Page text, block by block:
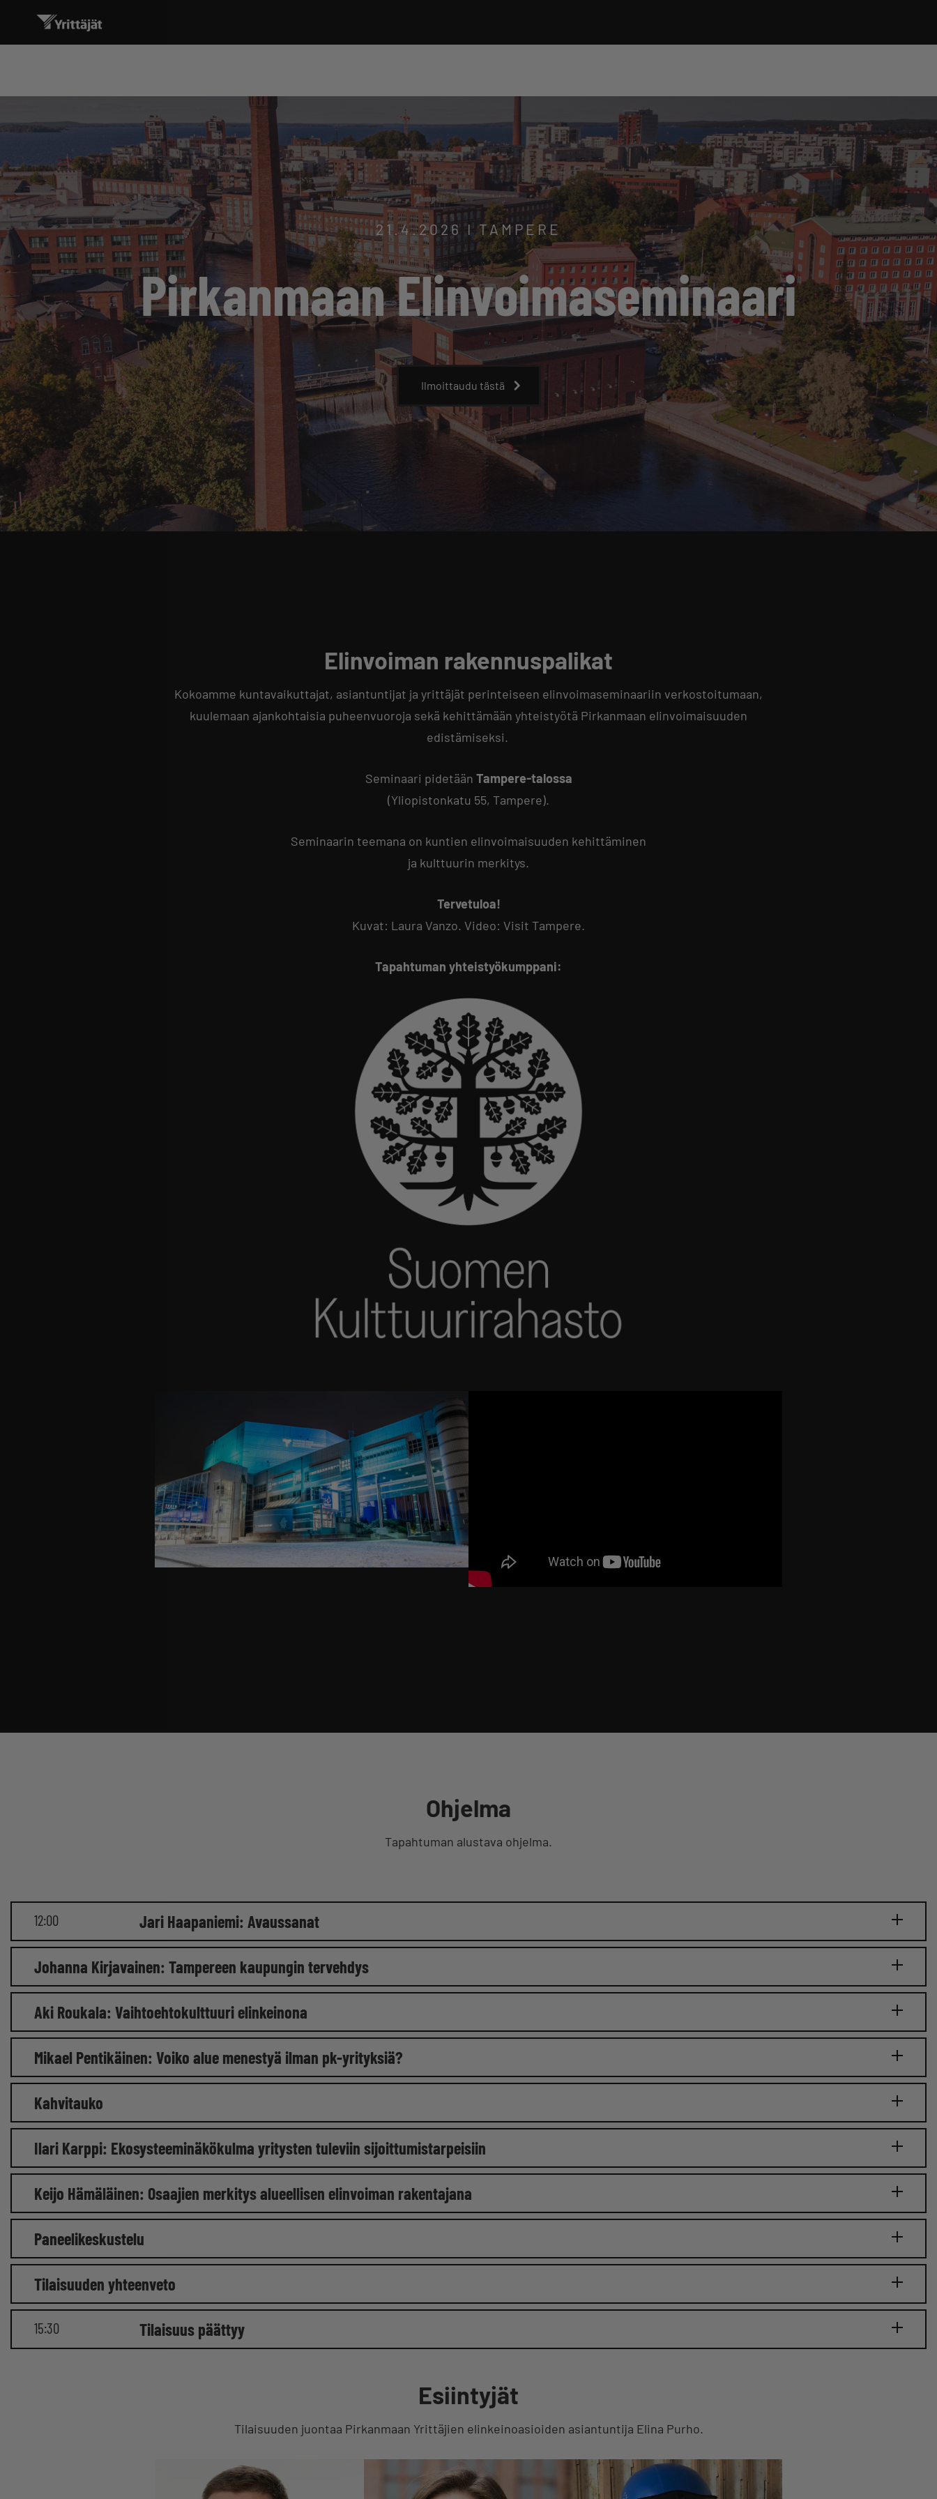
21.4.2026 I TAMPERE
Pirkanmaan Elinvoimaseminaari
Ilmoittaudu tästä
Elinvoiman rakennuspalikat
Kokoamme kuntavaikuttajat, asiantuntijat ja yrittäjät perinteiseen elinvoimaseminaariin verkostoitumaan,
kuulemaan ajankohtaisia puheenvuoroja sekä kehittämään yhteistyötä Pirkanmaan elinvoimaisuuden
edistämiseksi.
Seminaari pidetään Tampere-talossa
(Yliopistonkatu 55, Tampere).
Seminaarin teemana on kuntien elinvoimaisuuden kehittäminen
ja kulttuurin merkitys.
Tervetuloa!
Kuvat: Laura Vanzo. Video: Visit Tampere.
Tapahtuman yhteistyökumppani:
Ohjelma
Tapahtuman alustava ohjelma.
12:00 Jari Haapaniemi: Avaussanat
Johanna Kirjavainen: Tampereen kaupungin tervehdys
Aki Roukala: Vaihtoehtokulttuuri elinkeinona
Mikael Pentikäinen: Voiko alue menestyä ilman pk-yrityksiä?
Kahvitauko
Ilari Karppi: Ekosysteeminäkökulma yritysten tuleviin sijoittumistarpeisiin
Keijo Hämäläinen: Osaajien merkitys alueellisen elinvoiman rakentajana
Paneelikeskustelu
Tilaisuuden yhteenveto
15:30 Tilaisuus päättyy
Esiintyjät
Tilaisuuden juontaa Pirkanmaan Yrittäjien elinkeinoasioiden asiantuntija Elina Purho.